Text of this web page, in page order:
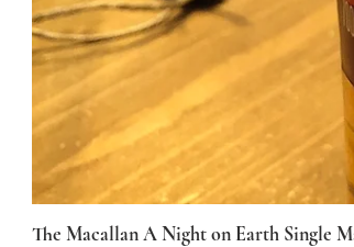
The Macallan A Night on Earth Single